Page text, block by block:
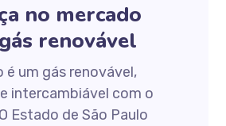
no mercado
renovável
é um gás renovável,
intercambiável com o
Estado de São Paulo